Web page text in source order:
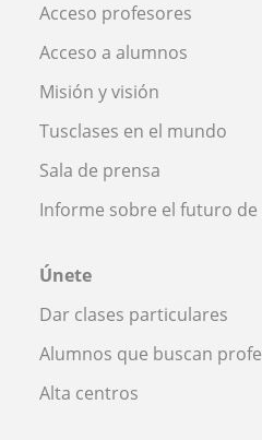
Acceso profesores
Acceso a alumnos
Misión y visión
Tusclases en el mundo
Sala de prensa
Informe sobre el futuro de
Únete
Dar clases particulares
Alumnos que buscan
Alta centros